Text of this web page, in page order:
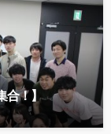
合！】